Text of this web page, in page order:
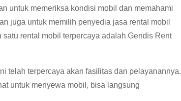
untuk memeriksa kondisi mobil dan memahami
juga untuk memilih penyedia jasa rental mobil
rental mobil terpercaya adalah Gendis Rent
telah terpercaya akan fasilitas dan pelayanannya.
untuk menyewa mobil, bisa langsung